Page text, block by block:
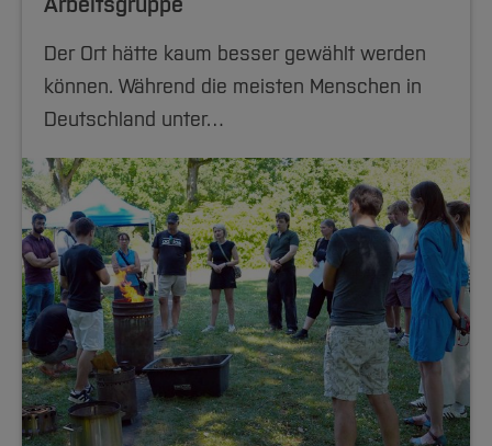
Der Ort hätte kaum besser gewählt werden
können. Während die meisten Menschen in
Deutschland unter…